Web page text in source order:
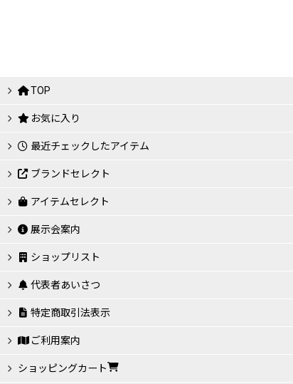
TOP
お気に入り
最近チェックしたアイテム
ブランドセレクト
アイテムセレクト
展示会案内
ショップリスト
代表者あいさつ
特定商取引法表示
ご利用案内
ショッピングカート